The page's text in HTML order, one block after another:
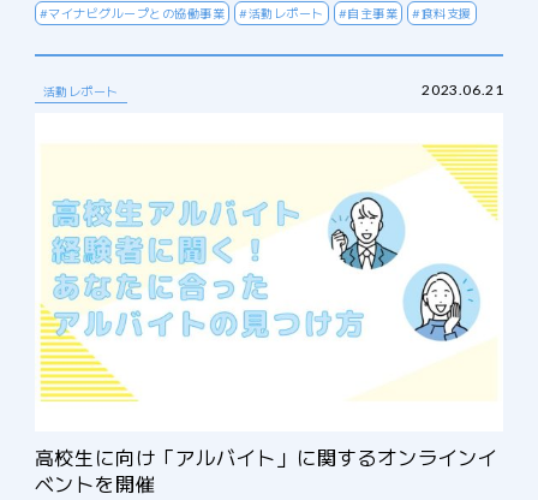
#マイナビグループとの協働事業 #活動レポート #自主事業 #食料支援
活動レポート 2023.06.21
高校生に向け「アルバイト」に関するオンラインイ
ベントを開催